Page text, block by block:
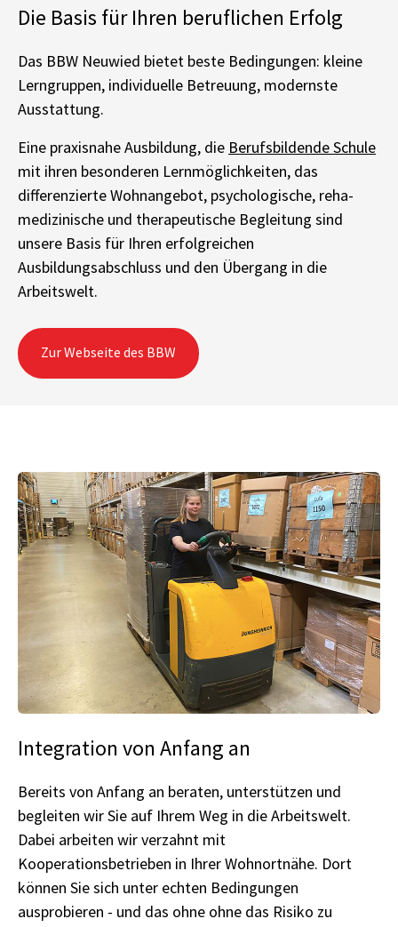
Die Basis für Ihren beruflichen Erfolg
Das BBW Neuwied bietet beste Bedingungen: kleine
Lerngruppen, individuelle Betreuung, modernste
Ausstattung.
Eine praxisnahe Ausbildung, die Berufsbildende Schule
mit ihren besonderen Lernmöglichkeiten, das
differenzierte Wohnangebot, psychologische, reha-
medizinische und therapeutische Begleitung sind
unsere Basis für Ihren erfolgreichen
Ausbildungsabschluss und den Übergang in die
Arbeitswelt.
Zur Webseite des BBW
Integration von Anfang an
Bereits von Anfang an beraten, unterstützen und
begleiten wir Sie auf Ihrem Weg in die Arbeitswelt.
Dabei arbeiten wir verzahnt mit
Kooperationsbetrieben in Ihrer Wohnortnähe. Dort
können Sie sich unter echten Bedingungen
ausprobieren - und das ohne ohne das Risiko zu